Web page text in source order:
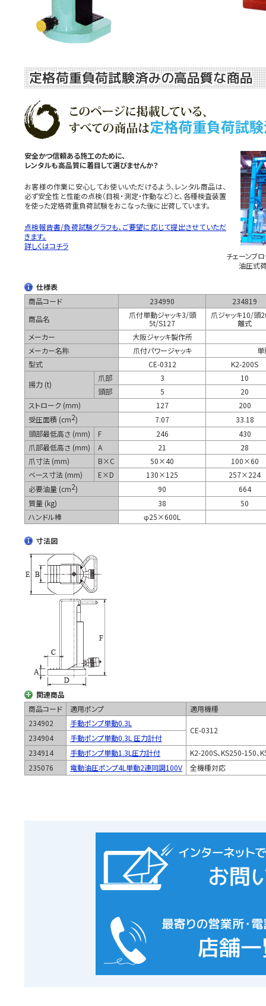
安全かつ信頼ある施工のために、
レンタルも高品質に着目して選びませんか？
お客様の作業に安心してお使いいただけるよう、レンタル商品は、
必ず安全性と性能の点検（目視・測定・作動など）と、各種検査装置
を使った定格荷重負荷試験をおこなった後に出荷しています。
点検報告書/負荷試験グラフも、ご要望に応じて提出させていただ
きます。
詳しくはコチラ
チェーンブ
油圧式
仕様表
商品コード
234990
234819
商品名
爪付単動ジャッキ3/頭
5t/S127
爪ジャッキ10/頭
離式
メーカー
大阪ジャッキ製作所
メーカー名称
爪付パワージャッキ
単
型式
CE-0312
K2-200S
揚力 (t)
爪部 3
10
頭部
5
20
ストローク (mm)
127
200
受圧面積 (cm2) 7.07
33.18
頭部最低高さ (mm)
F 246
430
爪部最低高さ (mm)
A 21
28
爪寸法 (mm)
B×C 50×40
100×60
ベース寸法 (mm)
E×D 130×125
257×224
必要油量 (cm2) 90
664
質量 (kg)
38
50
ハンドル棒
φ25×600L
寸法図
関連商品
商品コード
適用ポンプ
適用機種
234902
手動ポンプ単動0.3L
CE-0312
234904
手動ポンプ単動0.3L 圧力計付
234914
手動ポンプ単動1.3L圧力計付
K2-200S、KS250-150、
235076
電動油圧ポンプ4L単動2連同調100V 全機種対応